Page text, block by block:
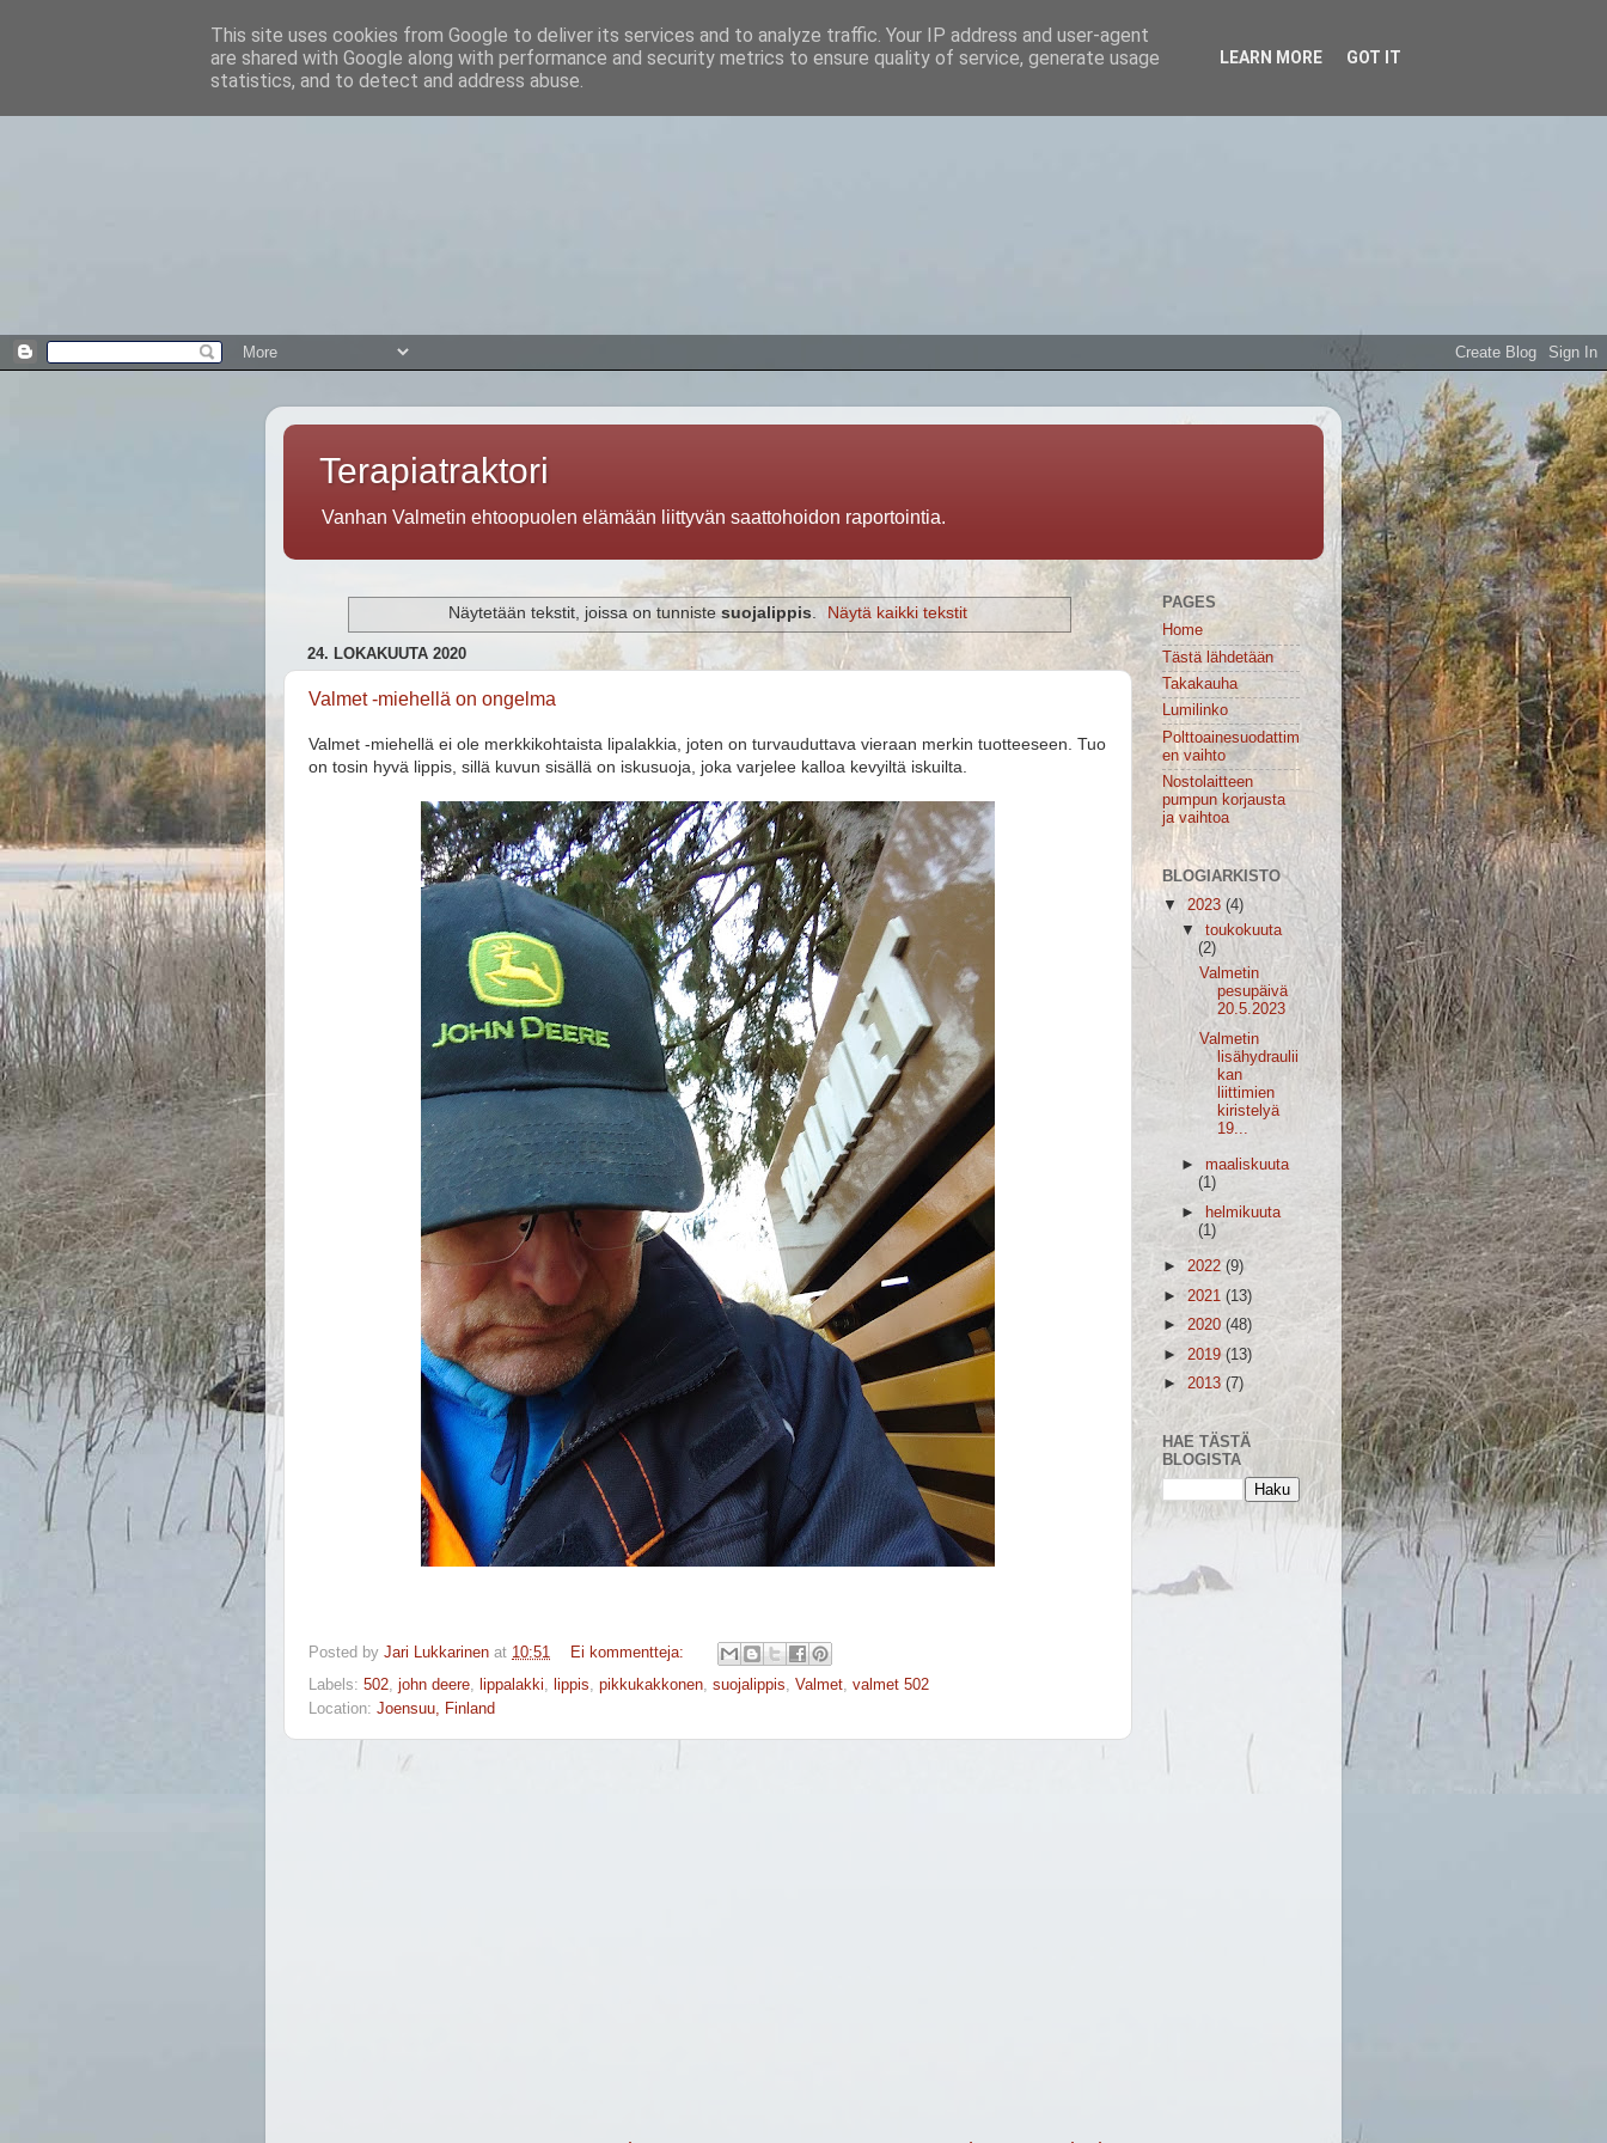
Terapiatraktori
Vanhan Valmetin ehtoopuolen elämään liittyvän saattohoidon raportointia.
Näytetään tekstit, joissa on tunniste suojalippis. Näytä kaikki tekstit
24. LOKAKUUTA 2020
Valmet -miehellä on ongelma
Valmet -miehellä ei ole merkkikohtaista lipalakkia, joten on turvauduttava vieraan merkin tuotteeseen. Tuo
on tosin hyvä lippis, sillä kuvun sisällä on iskusuoja, joka varjelee kalloa kevyiltä iskuilta.
Posted by Jari Lukkarinen at 10:51
Ei kommentteja:
Labels: 502, john deere, lippalakki, lippis, pikkukakkonen, suojalippis, Valmet, valmet 502
Location: Joensuu, Finland
PAGES
Home
Tästä lähdetään
Takakauha
Lumilinko
Polttoainesuodattim
en vaihto
Nostolaitteen
pumpun korjausta
ja vaihtoa
BLOGIARKISTO
▼2023 (4)
▼toukokuuta
(2)
Valmetin
pesupäivä
20.5.2023
Valmetin
lisähydraulii
kan
liittimien
kiristelyä
19...
► maaliskuuta
(1)
►
helmikuuta
(1)
► 2022(9)
►2021 (13)
►2020 (48)
► 2019 (13)
► 2013 (7)
HAE TÄSTÄ
BLOGISTA
This site uses cookies from Google to deliver its services and to analyze traffic. Your IP address and user-agent
are shared with Google along with performance and security metrics to ensure quality of service, generate usage
statistics, and to detect and address abuse.
LEARN MORE GOT IT